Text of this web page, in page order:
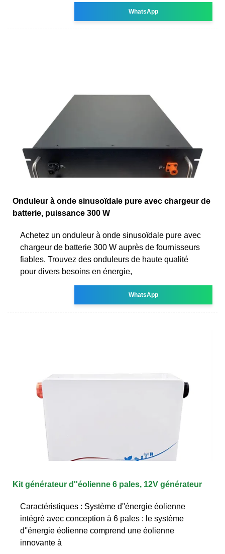
WhatsApp
Onduleur à onde sinusoïdale pure avec chargeur de
batterie, puissance 300 W
Achetez un onduleur à onde sinusoïdale pure avec
chargeur de batterie 300 W auprès de fournisseurs
fiables. Trouvez des onduleurs de haute qualité
pour divers besoins en énergie,
WhatsApp
Kit générateur d''éolienne 6 pales, 12V générateur
Caractéristiques : Système d''énergie éolienne
intégré avec conception à 6 pales : le système
d''énergie éolienne comprend une éolienne
innovante à